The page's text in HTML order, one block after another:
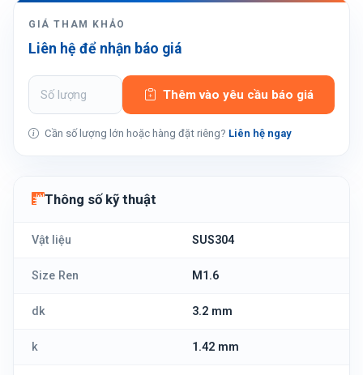
GIÁ THAM KHẢO
Liên hệ để nhận báo giá
Thêm vào yêu cầu báo giá
Cần số lượng lớn hoặc hàng đặt riêng? Liên hệ ngay
Thông số kỹ thuật
Vật liệu SUS304
Size Ren M1.6
dk 3.2 mm
k 1.42 mm